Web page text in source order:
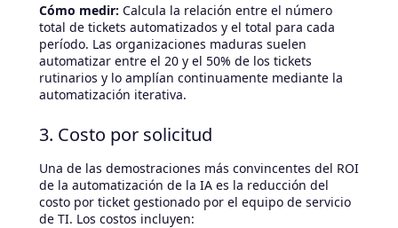
Cómo medir: Calcula la relación entre el número
total de tickets automatizados y el total para cada
período. Las organizaciones maduras suelen
automatizar entre el 20 y el 50% de los tickets
rutinarios y lo amplían continuamente mediante la
automatización iterativa.
3. Costo por solicitud
Una de las demostraciones más convincentes del ROI
de la automatización de la IA es la reducción del
costo por ticket gestionado por el equipo de servicio
de TI. Los costos incluyen: